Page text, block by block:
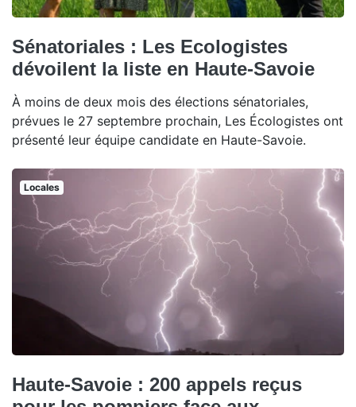
Sénatoriales : Les Ecologistes
dévoilent la liste en Haute-Savoie
À moins de deux mois des élections sénatoriales,
prévues le 27 septembre prochain, Les Écologistes ont
présenté leur équipe candidate en Haute-Savoie.
Locales
Haute-Savoie : 200 appels reçus